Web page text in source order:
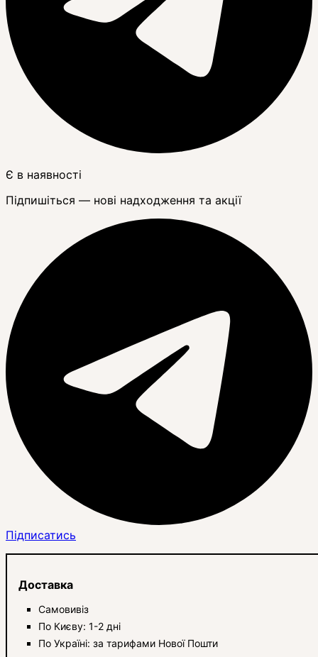
Є в наявності
Підпишіться — нові надходження та акції
Підписатись
Доставка
Самовивіз
По Києву: 1-2 дні
По Україні: за тарифами Нової Пошти